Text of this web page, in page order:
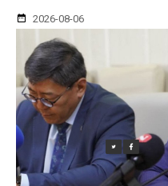
2026-08-06